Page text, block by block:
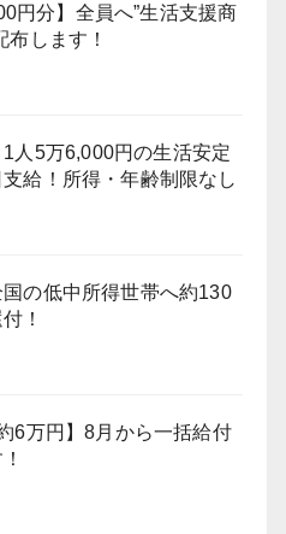
円分】全員へ”生活支援商
布します！
1人5万6,000円の生活安定
給！所得・年齢制限なし
国の低中所得世帯へ約130
！
6万円】8月から一括給付